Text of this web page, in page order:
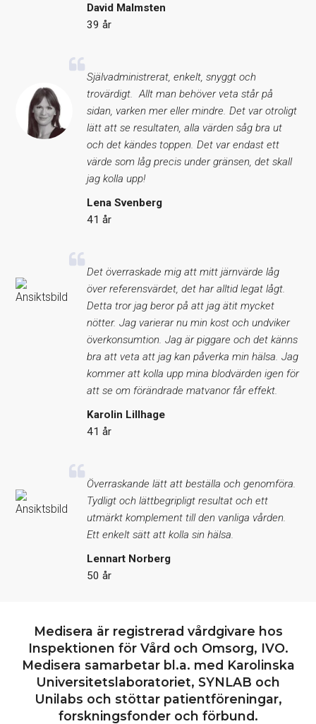
David Malmsten
39 år
Självadministrerat, enkelt, snyggt och
trovärdigt. Allt man behöver veta står på
sidan, varken mer eller mindre. Det var otroligt
lätt att se resultaten, alla värden såg bra ut
och det kändes toppen. Det var endast ett
värde som låg precis under gränsen, det skall
jag kolla upp!
Lena Svenberg
41 år
Det överraskade mig att mitt järnvärde låg
över referensvärdet, det har alltid legat lågt.
Detta tror jag beror på att jag ätit mycket
nötter. Jag varierar nu min kost och undviker
överkonsumtion. Jag är piggare och det känns
bra att veta att jag kan påverka min hälsa. Jag
kommer att kolla upp mina blodvärden igen för
att se om förändrade matvanor får effekt.
Karolin Lillhage
41 år
Överraskande lätt att beställa och genomföra.
Tydligt och lättbegripligt resultat och ett
utmärkt komplement till den vanliga vården.
Ett enkelt sätt att kolla sin hälsa.
Lennart Norberg
50 år
Medisera är registrerad vårdgivare hos
Inspektionen för Vård och Omsorg, IVO.
Medisera samarbetar bl.a. med Karolinska
Universitetslaboratoriet, SYNLAB och
Unilabs och stöttar patientföreningar,
forskningsfonder och förbund.